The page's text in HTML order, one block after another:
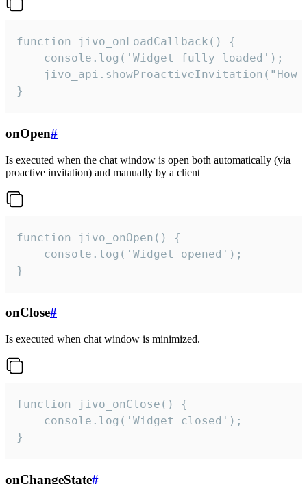
function jivo_onLoadCallback() {
    console.log('Widget fully loaded');
jivo_api.showProactiveInvitation("How
}
onOpen#
Is executed when the chat window is open both automatically (via
proactive invitation) and manually by a client
function jivo_onOpen() {
    console.log('Widget opened');
}
onClose#
Is executed when chat window is minimized.
function jivo_onClose() {
    console.log('Widget closed');
}
onChangeState#